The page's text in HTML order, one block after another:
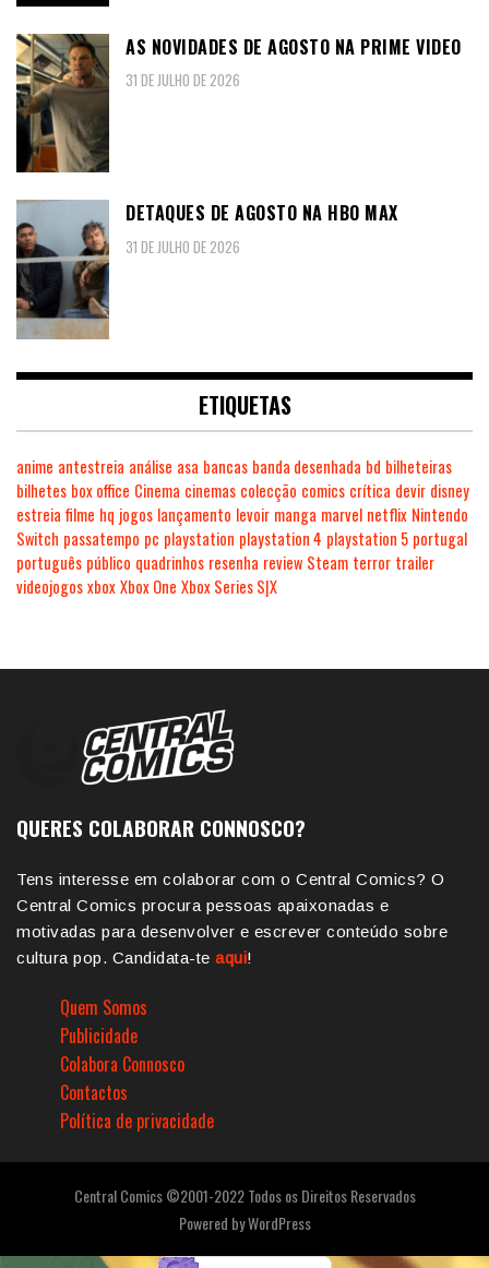
AS NOVIDADES DE AGOSTO NA PRIME VIDEO
31 DE JULHO DE 2026
DETAQUES DE AGOSTO NA HBO MAX
31 DE JULHO DE 2026
ETIQUETAS
anime antestreia análise asa bancas banda desenhada bd bilheteiras
bilhetes box office Cinema cinemas colecção comics crítica devir disney
estreia filme hq jogos lançamento levoir manga marvel netflix Nintendo
Switch passatempo pc playstation playstation 4 playstation 5 portugal
português público quadrinhos resenha review Steam terror trailer
videojogosxboxXbox One Xbox Series S|X
QUERES COLABORAR CONNOSCO?
Tens interesse em colaborar com o Central Comics? O
Central Comics procura pessoas apaixonadas e
motivadas para desenvolver e escrever conteúdo sobre
cultura pop. Candidata-te aqui!
Quem Somos
Publicidade
Colabora Connosco
Contactos
Política de privacidade
Central Comics ©2001-2022 Todos os Direitos Reservados
Powered byWordPress